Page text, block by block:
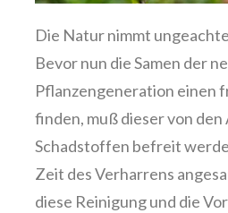
Die Natur nimmt
Bevor nun die Samen der
Pflanzengeneration einen
finden, muß dieser von
Schadstoffen befreit
Zeit des Verharrens
diese Reinigung und die